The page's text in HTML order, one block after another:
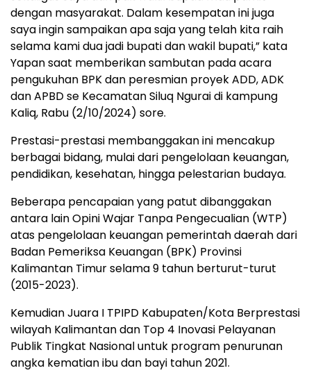
dengan masyarakat. Dalam kesempatan ini juga
saya ingin sampaikan apa saja yang telah kita raih
selama kami dua jadi bupati dan wakil bupati,” kata
Yapan saat memberikan sambutan pada acara
pengukuhan BPK dan peresmian proyek ADD, ADK
dan APBD se Kecamatan Siluq Ngurai di kampung
Kaliq, Rabu (2/10/2024) sore.
Prestasi-prestasi membanggakan ini mencakup
berbagai bidang, mulai dari pengelolaan keuangan,
pendidikan, kesehatan, hingga pelestarian budaya.
Beberapa pencapaian yang patut dibanggakan
antara lain Opini Wajar Tanpa Pengecualian (WTP)
atas pengelolaan keuangan pemerintah daerah dari
Badan Pemeriksa Keuangan (BPK) Provinsi
Kalimantan Timur selama 9 tahun berturut-turut
(2015-2023).
Kemudian Juara I TPIPD Kabupaten/Kota Berprestasi
wilayah Kalimantan dan Top 4 Inovasi Pelayanan
Publik Tingkat Nasional untuk program penurunan
angka kematian ibu dan bayi tahun 2021.